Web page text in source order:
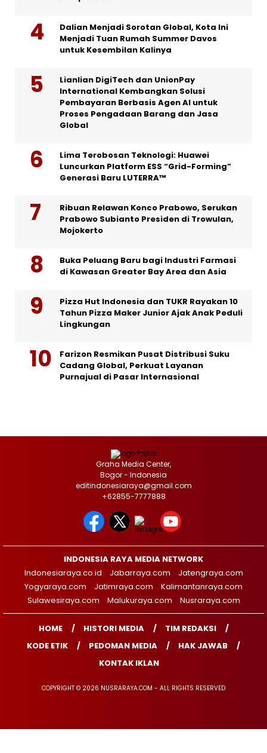
Dalian Menjadi Sorotan Global, Kota Ini
Menjadi Tuan Rumah Summer Davos
untuk Kesembilan Kalinya
Lianlian DigiTech dan UnionPay
International Kembangkan Solusi
Pembayaran Berbasis Agen AI untuk
Proses Pengadaan Barang dan Jasa
Global
Lima Terobosan Teknologi: Huawei
Luncurkan Platform ESS “Grid-Forming”
Generasi Baru LUTERRA™
Ribuan Relawan Konco Prabowo, Serukan
Prabowo Subianto Presiden di Trowulan,
Mojokerto
Buka Peluang Baru bagi Industri Farmasi
di Kawasan Greater Bay Area dan Asia
Pizza Hut Indonesia dan TUKR Rayakan 10
Tahun Pizza Maker Junior Ajak Anak Peduli
Lingkungan
Farizon Resmikan Pusat Distribusi Suku
Cadang Global, Perkuat Layanan
Purnajual di Pasar Internasional
Graha Media Center,
Bogor - Indonesia
editindonesiaraya@gmail.com
+62855-7777888
INDONESIA RAYA MEDIA NETWORK
Indonesiaraya.co.id
Jabarraya.com
Jatengraya.com
Yogyaraya.com
Jatimraya.com
Kalimantanraya.com
Sulawesiraya.com
Malukuraya.com Nusraraya.com
HOME HISTORI MEDIA
TIM REDAKSI
KODE ETIK
PEDOMAN MEDIA
HAK JAWAB
KONTAK IKLAN
COPYRIGHT © 2026 NUSRARAYA.COM - ALL RIGHTS RESERVED